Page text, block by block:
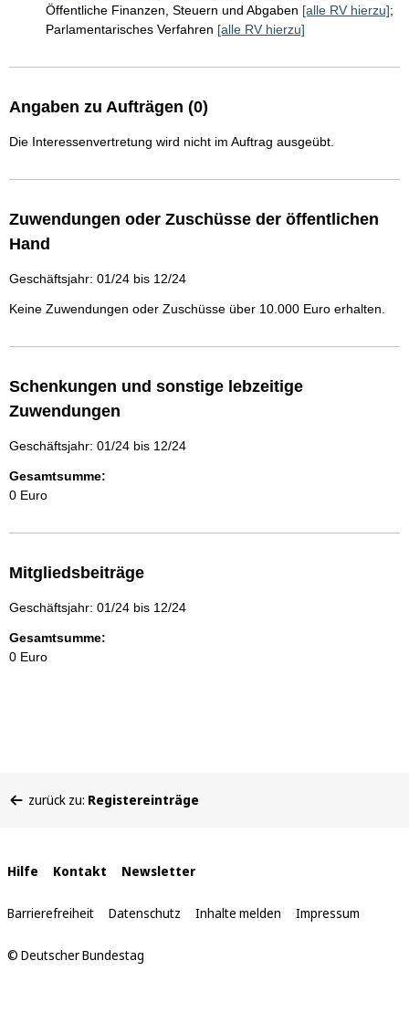
Öffentliche Finanzen, Steuern und Abgaben [alle RV hierzu];
Parlamentarisches Verfahren [alle RV hierzu]
Angaben zu Aufträgen (0)
Die Interessenvertretung wird nicht im Auftrag ausgeübt.
Zuwendungen oder Zuschüsse der öffentlichen
Hand
Geschäftsjahr: 01/24 bis 12/24
Keine Zuwendungen oder Zuschüsse über 10.000 Euro erhalten.
Schenkungen und sonstige lebzeitige
Zuwendungen
Geschäftsjahr: 01/24 bis 12/24
Gesamtsumme:
0 Euro
Mitgliedsbeiträge
Geschäftsjahr: 01/24 bis 12/24
Gesamtsumme:
0 Euro
befinden
zurück zu: Registereinträge
Interne
Links
Hilfe Kontakt Newsletter
Barrierefreiheit Datenschutz Inhalte melden Impressum
© Deutscher Bundestag